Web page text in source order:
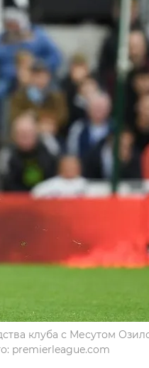
клуба с Месутом
premierleague.com